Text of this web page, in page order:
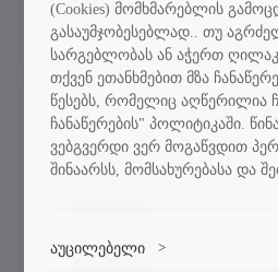
დანართი 2
MES 3 22 0000938419
სტუდენტთა მობილობის
შესახებ
დანართი 3
(Cookies) მომხმარებლის
გასაუმჯობესებლად.. თუ
სარგებლობას ან აჭერთ
თქვენ ეთანხმებით მზა
წესებს, რომელიც აღწერილია
ჩანაწერების" პოლიტიკაში.
ვებგვერდი ვერ მოგაწვდით
შინაარსს, მომსახურებასა და
აუცილებელი >
დაშვება